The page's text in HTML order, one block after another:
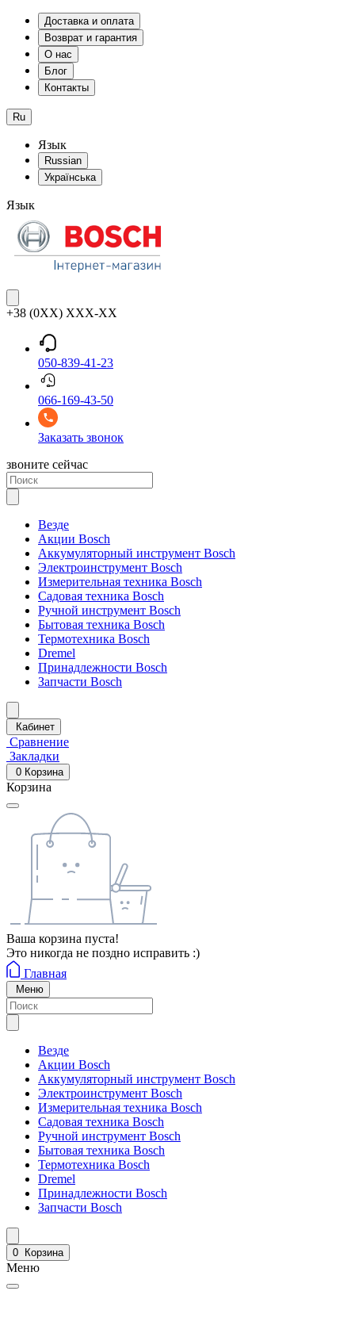
Доставка и оплата
Возврат и гарантия
О нас
Блог
Контакты
Ru
Язык
Russian
Українська
Язык
+38 (0XX) XXX-XX
050-839-41-23
066-169-43-50
Заказать звонок
звоните сейчас
Везде
Акции Bosch
Аккумуляторный инструмент Bosch
Электроинструмент Bosch
Измерительная техника Bosch
Садовая техника Bosch
Ручной инструмент Bosch
Бытовая техника Bosch
Термотехника Bosch
Dremel
Принадлежности Bosch
Запчасти Bosch
Кабинет
Сравнение
Закладки
0 Корзина
Корзина
Ваша корзина пуста!
Это никогда не поздно исправить :)
Главная
Меню
Везде
Акции Bosch
Аккумуляторный инструмент Bosch
Электроинструмент Bosch
Измерительная техника Bosch
Садовая техника Bosch
Ручной инструмент Bosch
Бытовая техника Bosch
Термотехника Bosch
Dremel
Принадлежности Bosch
Запчасти Bosch
0 Корзина
Меню